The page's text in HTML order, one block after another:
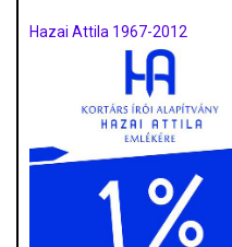
Hazai Attila 1967-2012